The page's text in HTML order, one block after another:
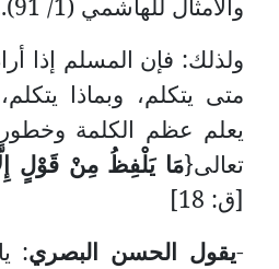
ولذلك: فإن المسلم إذا
متى يتكلم، وبماذا
يعلم عظم الكلمة
تعالى{مَا يَلْفِظُ مِنْ قَوْلٍ
[ق: 18]
-يقول الحسن البصري: